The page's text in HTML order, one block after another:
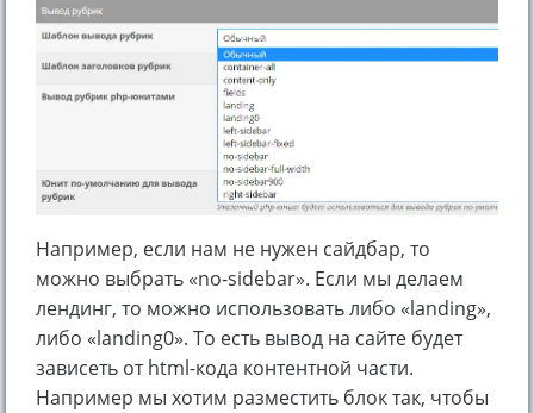
Например, если нам не нужен сайдбар, то
можно выбрать «no-sidebar». Если мы делаем
лендинг, то можно использовать либо «landing»,
либо «landing0». То есть вывод на сайте будет
зависеть от html-кода контентной части.
Например мы хотим разместить блок так, чтобы